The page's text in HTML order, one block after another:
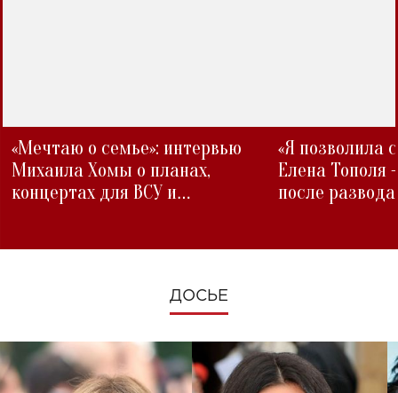
«Мечтаю о семье»: интервью
Михаила Хомы о планах,
концертах для ВСУ и
«Я позволила
Елена Тополя
после развода
ДОСЬЕ